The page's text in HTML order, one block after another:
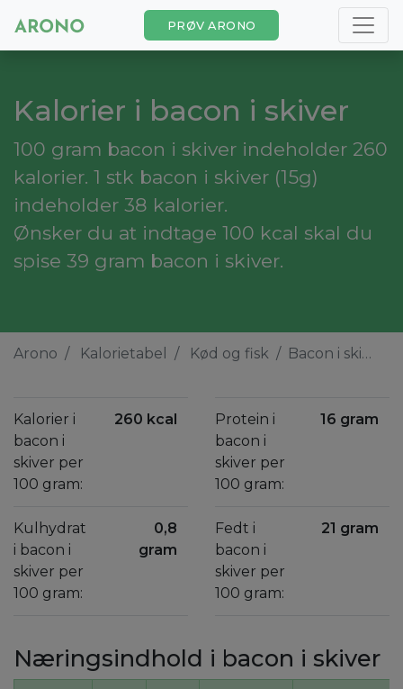
PRØV ARONO
Kalorier i bacon i skiver
100 gram bacon i skiver indeholder 260
kalorier. 1 stk bacon i skiver (15g)
indeholder 38 kalorier.
Ønsker du at indtage 100 kcal skal du
spise 39 gram bacon i skiver.
Arono Kalorietabel Kød og fisk Bacon i skiver
Kalorier i
bacon i
skiver per
100 gram:
260 kcal
Kulhydrat
i bacon i
skiver per
100 gram:
0,8
gram
Protein i
bacon i
skiver per
100 gram:
16 gram
Fedt i
bacon i
skiver per
100 gram:
21 gram
Næringsindhold i bacon i skiver